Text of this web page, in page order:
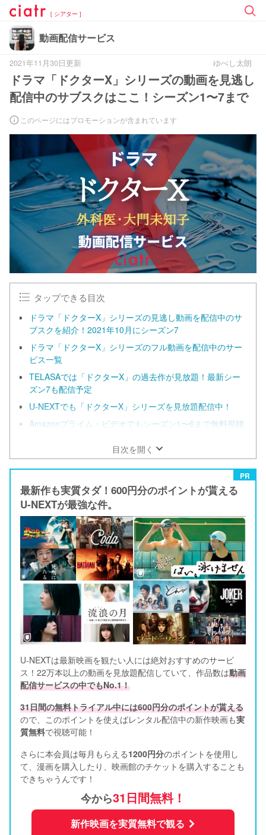
[ シアター ]
動画配信サービス
2021年11月30日更新 ゆべし太朗
ドラマ「ドクターX」シリーズの動画を見逃し
配信中のサブスクはここ！シーズン1〜7まで
このページにはプロモーションが含まれています
タップできる目次
ドラマ「ドクターX」シリーズの見逃し動画を配信中のサ
ブスクを紹介！2021年10月にシーズン7
ドラマ「ドクターX」シリーズのフル動画を配信中のサー
ビス一覧
TELASAでは「ドクターX」の過去作が見放題！最新シー
ズン7も配信予定
U-NEXTでも「ドクターX」シリーズを見放題配信中！
Amazonプライム・ビデオでもシーズン1〜6まで無料視聴
目次を開く
PR
最新作も実質タダ！600円分のポイントが貰える
U-NEXTが最強な件。
U-NEXTは最新映画を観たい人には絶対おすすめのサービ
ス！22万本以上の動画を見放題配信していて、作品数は動画
配信サービスの中でもNo.1！
31日間の無料トライアル中には600円分のポイントが貰える
ので、このポイントを使えばレンタル配信中の新作映画も実
質無料で視聴可能！
さらに本会員は毎月もらえる1200円分のポイントを使用し
て、漫画を購入したり、映画館のチケットを購入することも
できちゃうんです！
今から31日間無料！
新作映画を実質無料で観る